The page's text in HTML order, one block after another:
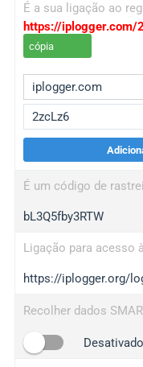
É a sua ligação ao
https://iplogger.com/
cópia
wl.gl
ed.tc
bc.ax
iplogger.com
maper.info
2no.co
É um código de
bL3Q5fby3RTW
Ligação para acesso
https://iplogger.org/
Recolher dados
Desativado